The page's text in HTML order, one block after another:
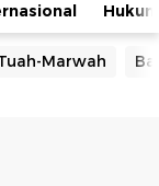
Hukum
Marwah